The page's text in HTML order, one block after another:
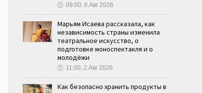
🕔 09:00, 6.Авг 2026
Марьям Исаева рассказала, как
независимость страны изменила
театральное искусство, о
подготовке моноспектакля и о
молодёжи
🕔 11:00, 2.Авг 2026
Как безопасно хранить продукты в